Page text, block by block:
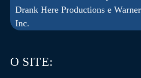
Drank Here Productions e
Inc.
O SITE: